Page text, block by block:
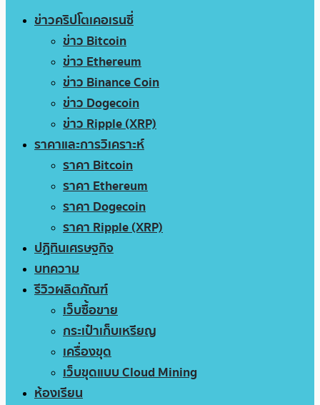
ข่าวคริปโตเคอเรนซี่
ข่าว Bitcoin
ข่าว Ethereum
ข่าว Binance Coin
ข่าว Dogecoin
ข่าว Ripple (XRP)
ราคาและการวิเคราะห์
ราคา Bitcoin
ราคา Ethereum
ราคา Dogecoin
ราคา Ripple (XRP)
ปฏิทินเศรษฐกิจ
บทความ
รีวิวผลิตภัณฑ์
เว็บซื้อขาย
กระเป๋าเก็บเหรียญ
เครื่องขุด
เว็บขุดแบบ Cloud Mining
ห้องเรียน